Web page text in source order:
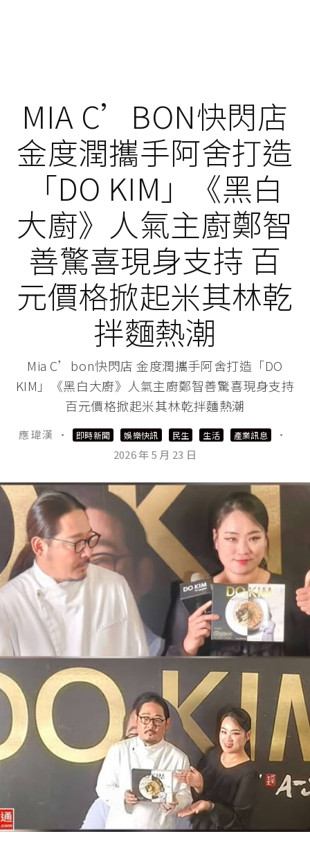
MIA C’BON快閃店
金度潤攜手阿舍打造
「DO KIM」《黑白
大廚》人氣主廚鄭智
善驚喜現身支持 百
元價格掀起米其林乾
拌麵熱潮
Mia C’bon快閃店 金度潤攜手阿舍打造「DO
KIM」《黑白大廚》人氣主廚鄭智善驚喜現身支持
百元價格掀起米其林乾拌麵熱潮
應 瑋漢 · 即時新聞 娛樂快訊 民生 生活 產業訊息
·
2026 年 5 月 23 日